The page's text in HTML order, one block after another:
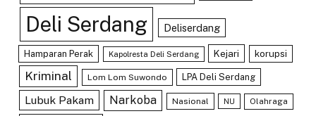
Deli Serdang Deliserdang
Hamparan Perak Kapolresta Deli Serdang Kejari korupsi
Kriminal Lom Lom Suwondo LPA Deli Serdang
Lubuk Pakam Narkoba Nasional NU Olahraga